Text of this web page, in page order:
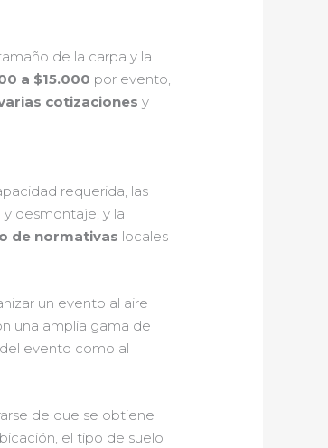
de la carpa y la
a $15.000 por evento,
cotizaciones y
requerida, las
desmontaje, y la
de normativas locales
un evento al aire
una amplia gama de
evento como al
de que se obtiene
el tipo de suelo